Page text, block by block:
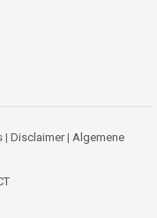
| Disclaimer| Algemene